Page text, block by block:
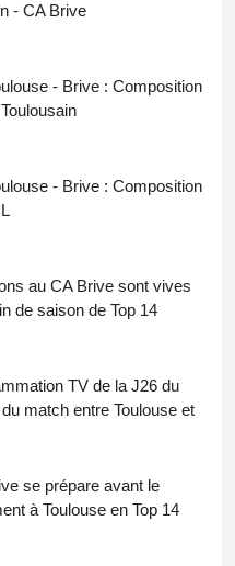
- CA Brive
- Brive : Composition
- Brive : Composition
au CA Brive sont vives
de saison de Top 14
TV de la J26 du
match entre Toulouse et
se prépare avant le
à Toulouse en Top 14